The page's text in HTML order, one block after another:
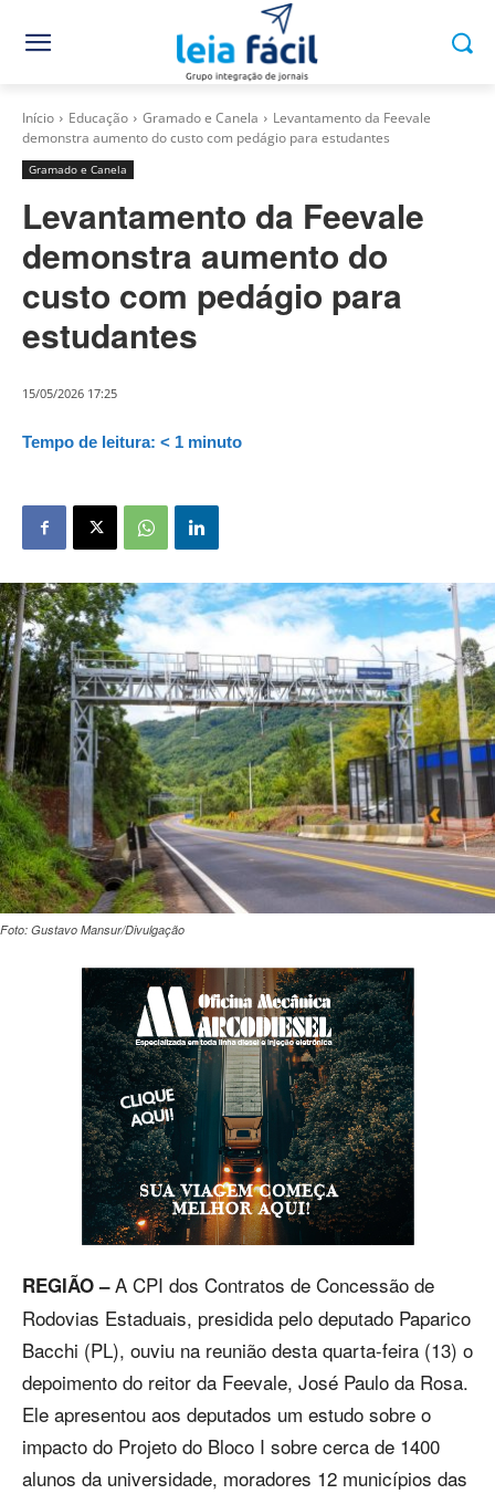
Início Educação Gramado e Canela
Levantamento da Feevale
demonstra aumento do custo com pedágio para estudantes
Gramado e Canela
Levantamento da Feevale
demonstra aumento do
custo com pedágio para
estudantes
15/05/2026 17:25
Tempo de leitura: < 1 minuto
Foto: Gustavo Mansur/Divulgação
REGIÃO –A CPI dos Contratos de Concessão de
Rodovias Estaduais, presidida pelo deputado Paparico
Bacchi (PL), ouviu na reunião desta quarta-feira (13) o
depoimento do reitor da Feevale, José Paulo da Rosa.
Ele apresentou aos deputados um estudo sobre o
impacto do Projeto do Bloco I sobre cerca de 1400
alunos da universidade, moradores 12 municípios das